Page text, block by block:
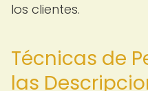
los clientes.
Técnicas de
las